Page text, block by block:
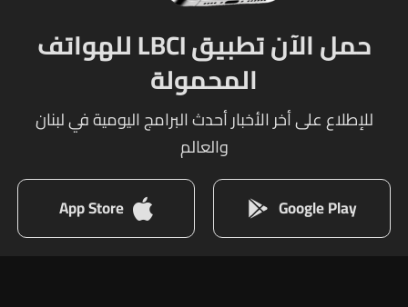
حمل الآن تطبيق LBCI للهواتف
المحمولة
للإطلاع على أخر الأخبار أحدث البرامج اليومية في لبنان
والعالم
Google Play
App Store